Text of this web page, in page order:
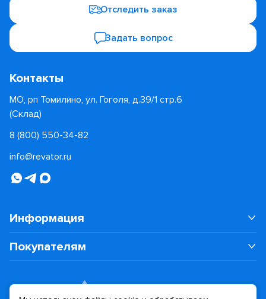
Отследить заказ
Задать вопрос
Контакты
МО, рп Томилино, ул. Гоголя, д.39/1 стр.6
(Склад)
8 (800) 550-34-82
info@revator.ru
Информация
Покупателям